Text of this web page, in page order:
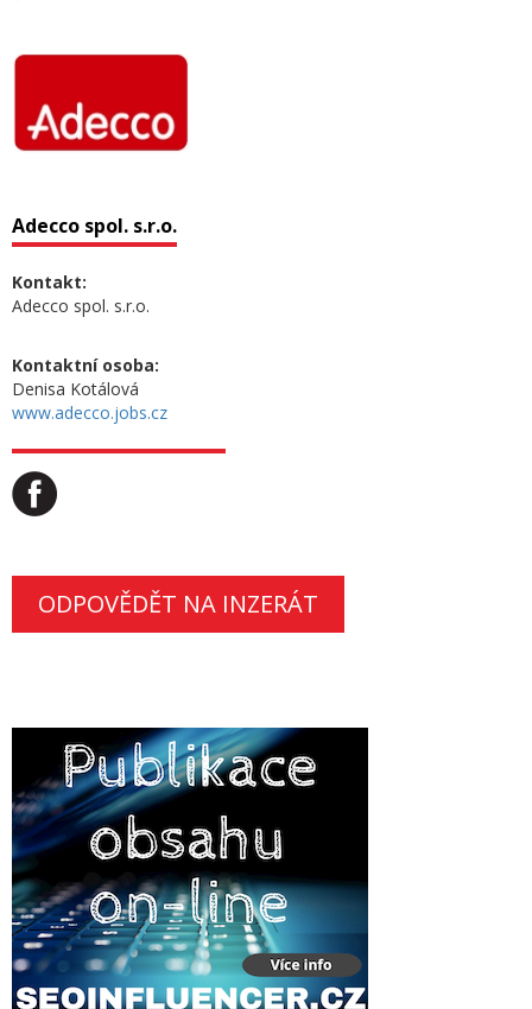
Adecco spol. s.r.o.
Kontakt:
Adecco spol. s.r.o.
Kontaktní osoba:
Denisa Kotálová
www.adecco.jobs.cz
ODPOVĚDĚT NA INZERÁT